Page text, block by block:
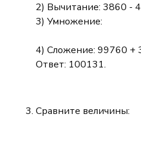
2) Вычитание: 3860 -
3) Умножение:
4) Сложение: 99760 +
Ответ: 100131.
Сравните величины: